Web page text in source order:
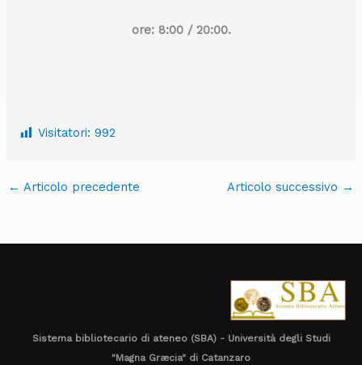
ore: 8:00 / 20:00.
Visitatori: 992
← Articolo precedente Articolo successivo →
Sistema bibliotecario di ateneo (SBA) - Università degli Studi
"Magna Græcia" di Catanzaro